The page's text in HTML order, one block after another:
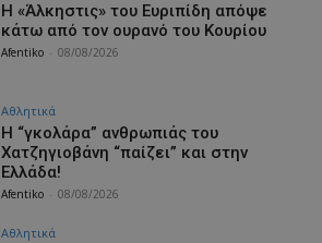
Η «Άλκηστις» του Ευριπίδη απόψε
κάτω από τον ουρανό του Κουρίου
Afentiko 08/08/2026
Αθλητικά
Η “γκολάρα” ανθρωπιάς του
Χατζηγιοβάνη “παίζει” και στην
Ελλάδα!
Afentiko 08/08/2026
Αθλητικά